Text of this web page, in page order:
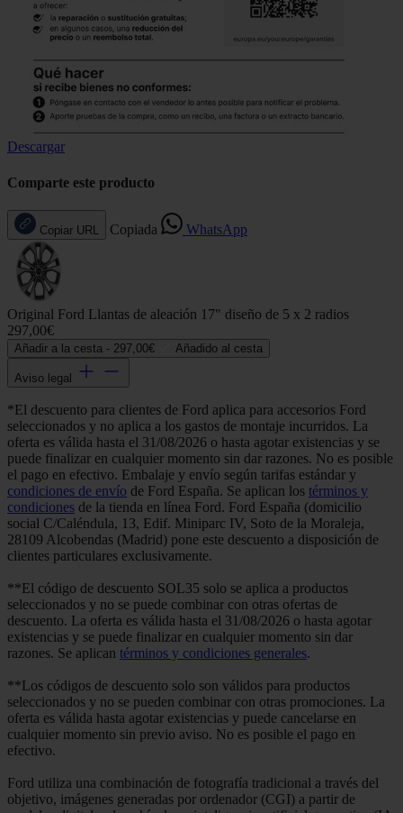
Descargar
Comparte este producto
Copiar URL Copiada WhatsApp
Original Ford Llantas de aleación 17" diseño de 5 x 2 radios
297,00€
Añadir a la cesta - 297,00€ Añadido al cesta
Aviso legal
*El descuento para clientes de Ford aplica para accesorios Ford
seleccionados y no aplica a los gastos de montaje incurridos. La
oferta es válida hasta el 31/08/2026 o hasta agotar existencias y se
puede finalizar en cualquier momento sin dar razones. No es posible
el pago en efectivo. Embalaje y envío según tarifas estándar y
condiciones de envío de Ford España. Se aplican los términos y
condiciones de la tienda en línea Ford. Ford España (domicilio
social C/Caléndula, 13, Edif. Miniparc IV, Soto de la Moraleja,
28109 Alcobendas (Madrid) pone este descuento a disposición de
clientes particulares exclusivamente.
**El código de descuento SOL35 solo se aplica a productos
seleccionados y no se puede combinar con otras ofertas de
descuento. La oferta es válida hasta el 31/08/2026 o hasta agotar
existencias y se puede finalizar en cualquier momento sin dar
razones. Se aplican términos y condiciones generales.
**Los códigos de descuento solo son válidos para productos
seleccionados y no se pueden combinar con otras promociones. La
oferta es válida hasta agotar existencias y puede cancelarse en
cualquier momento sin previo aviso. No es posible el pago en
efectivo.
Ford utiliza una combinación de fotografía tradicional a través del
objetivo, imágenes generadas por ordenador (CGI) a partir de